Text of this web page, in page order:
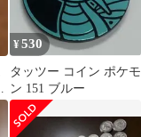
¥530
タッツー コイン ポケモ
ン 151 ブルー